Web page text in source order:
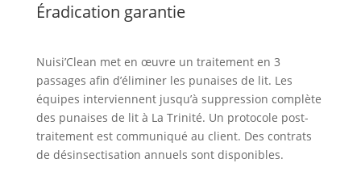
Éradication garantie
Nuisi’Clean met en œuvre un traitement en 3
passages afin d’éliminer les punaises de lit. Les
équipes interviennent jusqu’à suppression complète
des punaises de lit à La Trinité. Un protocole post-
traitement est communiqué au client. Des contrats
de désinsectisation annuels sont disponibles.